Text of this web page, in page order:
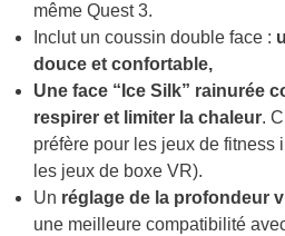
même Quest 3.
Inclut un coussin double face :
douce et confortable,
Une face “Ice Silk” rainurée
respirer et limiter la chaleur.
préfère pour les jeux de fitness
les jeux de boxe VR).
Un réglage de la profondeur
une meilleure compatibilité